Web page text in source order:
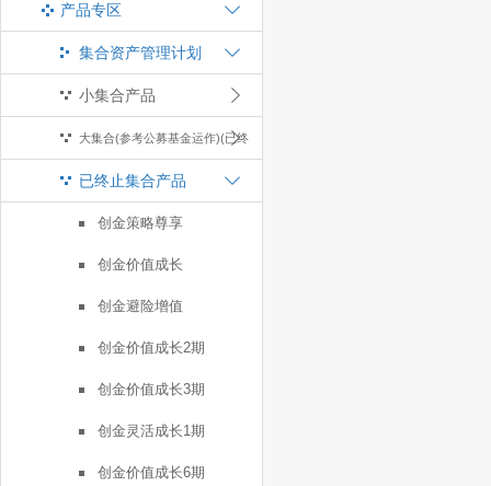
产品专区
集合资产管理计划
小集合产品
大集合(参考公募基金运作)(已终
止)
已终止集合产品
创金策略尊享
创金价值成长
创金避险增值
创金价值成长2期
创金价值成长3期
创金灵活成长1期
创金价值成长6期